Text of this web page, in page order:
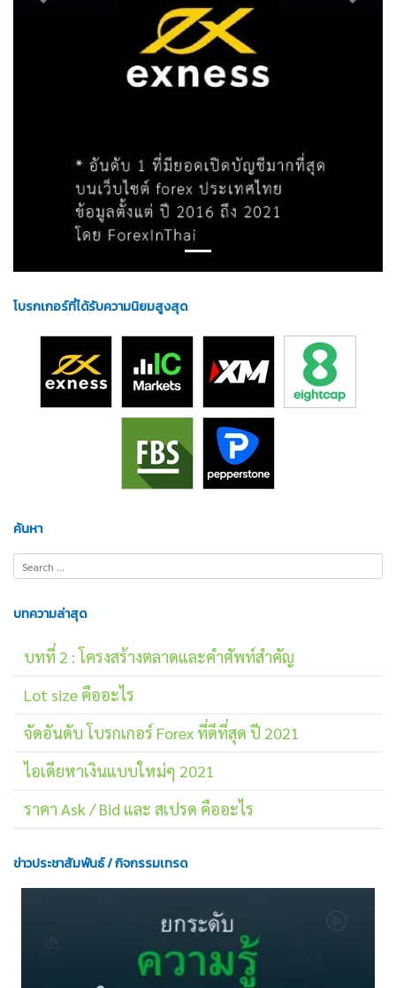
Previous Next
โบรกเกอร์ที่ได้รับความนิยมสูงสุด
ค้นหา
บทความล่าสุด
บทที่ 2 : โครงสร้างตลาดและคำศัพท์สำคัญ
Lot size คืออะไร
จัดอันดับ โบรกเกอร์ Forex ที่ดีที่สุด ปี 2021
ไอเดียหาเงินแบบใหม่ๆ 2021
ราคา Ask / Bid และ สเปรด คืออะไร
ข่าวประชาสัมพันธ์ / กิจกรรมเทรด